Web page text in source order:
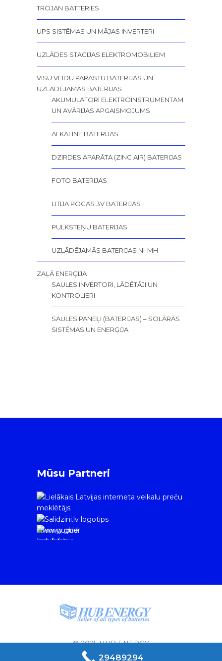
TROJAN BATTERIES
UPS SISTĒMAS UN MĀJAS INVERTERI
UZLĀDES STACIJAS ELEKTROMOBIĻIEM
VISU VEIDU PARASTU BATERIJAS UN
UZLĀDĒJAMĀS BATERIJAS
AKUMULATORI ELEKTROINSTRUMENTAM
UN AVĀRIJAS APGAISMOJUMS
ALKALINE BATERIJAS
DZIRDES APARĀTA (ZINC AIR) BATERIJAS
FOTO BATERIJAS
LITIJA POGAS 3V BATERIJAS
PULKSTEŅU BATERIJAS
UZLĀDĒJAMĀS BATERIJAS NI-MH
ZAĻĀ ENERĢIJA
SAULES INVERTORI, LĀDĒTĀJI UN
KONTROLIERI
SAULES PANEĻI (BATERIJAS) – SOLĀRĀS
SISTĒMAS UN ENERĢIJA
Mūsu Partneri
www.gudrie
m.lv/atrie-
© 2025 HUB ENERGY
29489294